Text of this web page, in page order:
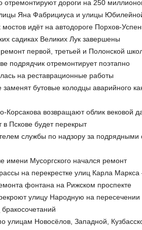
отремонтируют дороги на 250
Яна Фабрициуса и улицы
идёт на автодороге Порхов-
садиках Великих Лук завершены
первой, третьей и Полонской
подрядчик отремонтирует поэтапно
на реставрационные работы
бутовые колодцы аварийного
возвращают облик вековой
в Пскове будет перекрыт
службы по надзору за подрядными
имени Мусоргского начался ремонт
на перекрестке улиц Карла Маркса
фонтана на Рижском проспекте
улицу Народную на
улицам Новосёлов, Западной,